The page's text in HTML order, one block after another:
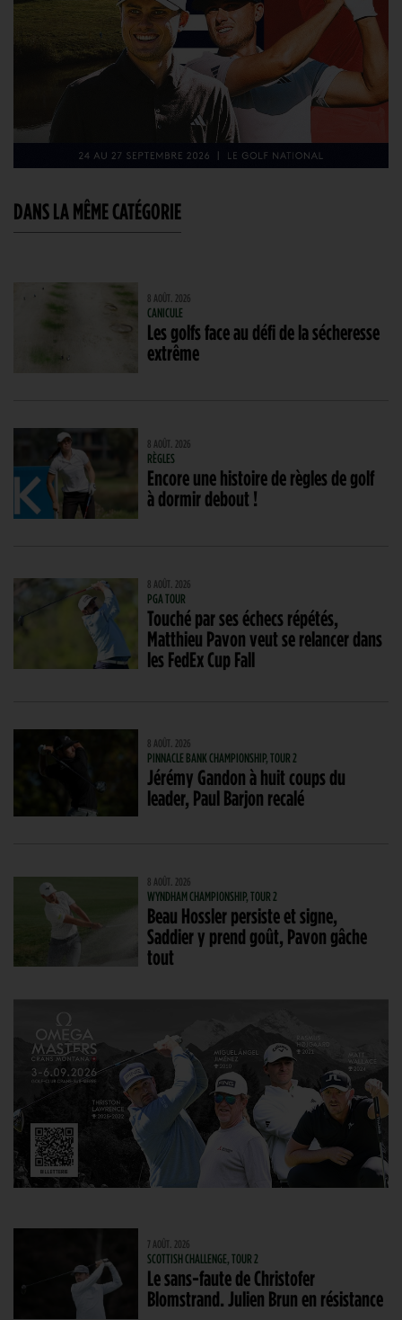
DANS LA MÊME CATÉGORIE
8 AOÛT. 2026
CANICULE
Les golfs face au défi de la sécheresse
extrême
8 AOÛT. 2026
RÈGLES
Encore une histoire de règles de golf
à dormir debout !
8 AOÛT. 2026
PGA TOUR
Touché par ses échecs répétés,
Matthieu Pavon veut se relancer dans
les FedEx Cup Fall
8 AOÛT. 2026
PINNACLE BANK CHAMPIONSHIP, TOUR 2
Jérémy Gandon à huit coups du
leader, Paul Barjon recalé
8 AOÛT. 2026
WYNDHAM CHAMPIONSHIP, TOUR 2
Beau Hossler persiste et signe,
Saddier y prend goût, Pavon gâche
tout
7 AOÛT. 2026
SCOTTISH CHALLENGE, TOUR 2
Le sans-faute de Christofer
Blomstrand. Julien Brun en résistance